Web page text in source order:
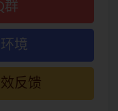
群
境
反馈